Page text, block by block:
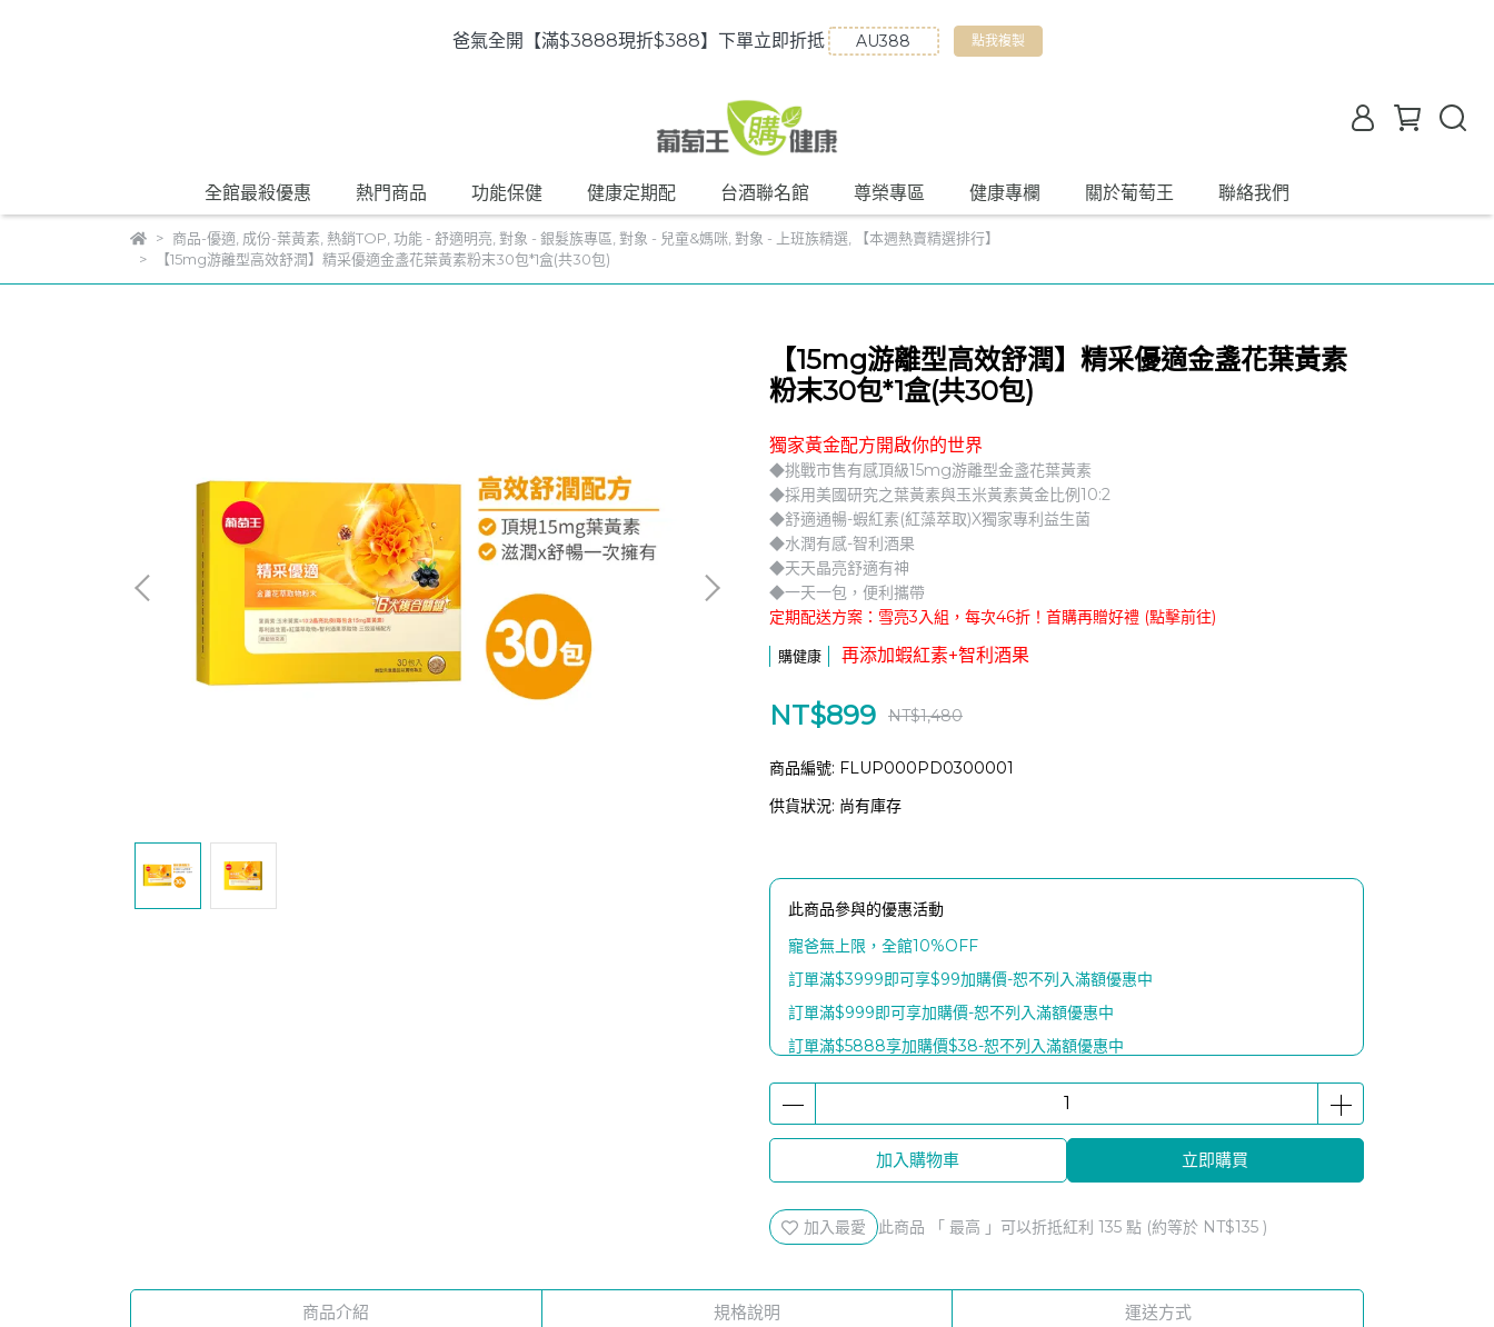
爸氣全開【滿$3888現折$388】下單立即折抵 點我複製
全館最殺優惠 熱門商品 功能保健 健康定期配 台酒聯名館 尊榮專區 健康專欄 關於葡萄王 聯絡我們
商品-優適, 成份-葉黃素, 熱銷TOP 功能 - 舒適明亮 對象 - 銀髮族專區 對象 - 兒童&媽咪, 對象 - 上班族精選,
【本週熱賣精選排行】
【15mg游離型高效舒潤】精采優適金盞花葉黃素粉末30包*1盒(共30包)
【15mg游離型高效舒潤】精采優適金盞花葉黃素
粉末30包*1盒(共30包)
獨家黃金配方開啟你的世界
◆挑戰市售有感頂級15mg游離型金盞花葉黃素
◆採用美國研究之葉黃素與玉米黃素黃金比例10:2
◆舒適通暢-蝦紅素(紅藻萃取)X獨家專利益生菌
◆水潤有感-智利酒果
◆天天晶亮舒適有神
◆一天一包，便利攜帶
定期配送方案：雪亮3入組，每次46折！首購再贈好禮 (點擊前往)
購健康 再添加蝦紅素+智利酒果
NT$899 NT$1,480
商品編號: FLUP000PD0300001
供貨狀況: 尚有庫存
此商品參與的優惠活動
寵爸無上限，全館10%OFF
訂單滿$3999即可享$99加購價-恕不列入滿額優惠中
訂單滿$999即可享加購價-恕不列入滿額優惠中
訂單滿$5888享加購價$38-恕不列入滿額優惠中
滿$8888贈【富士電通石墨稀熱感喚眼按摩儀 x 1個】
滿額$1999贈康普茶2瓶(口味隨機)
滿$2888贈【人蔘蜆B群30粒x1瓶】
滿$5888贈【認證靈芝60粒x 1瓶】
購健康官方商城下單滿$100享1點紅利回饋
加入購物車 立即購買
加入最愛 此商品 「 最高 」可以折抵紅利 135 點 (約等於 NT$135 )
商品介紹 規格說明 運送方式